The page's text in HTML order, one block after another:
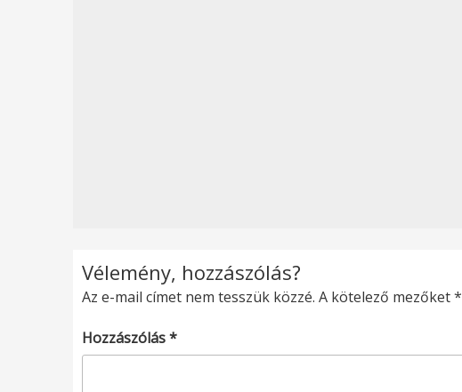
Vélemény, hozzászólás?
Az e-mail címet nem tesszük közzé. A kötelező mezőket*
Hozzászólás*